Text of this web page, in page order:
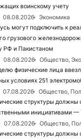
воинскому учету
08.08.2026
Экономика
могут подключить к
грузового
РФ и Пакистаном
08.08.2026
Общество,
физические лица
условиях 251
07.08.2026
Общество,
структуры должны
инициативами —
07.08.2026
Общество,
структуры должны